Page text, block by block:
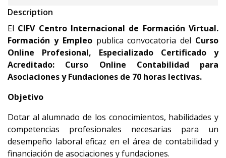
Description
El CIFV Centro Internacional de Formación Virtual.
Formación y Empleopublica convocatoria del Curso
Online Profesional, Especializado Certificado y
Acreditado: Curso Online Contabilidad para
Asociaciones y Fundaciones de 70 horas lectivas.
Objetivo
Dotar al alumnado de los conocimientos, habilidades y
competencias profesionales necesarias para un
desempeño laboral eficaz en el área de contabilidad y
financiación de asociaciones y fundaciones.